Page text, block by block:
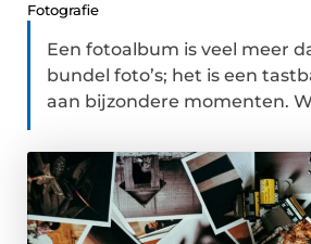
Fotografie
Een fotoalbum is veel meer
bundel foto’s; het is een
aan bijzondere momenten.